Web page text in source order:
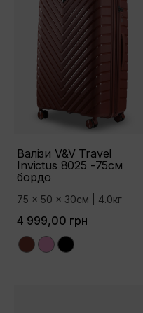
Валізи V&V Travel
Invictus 8025 -75см
бордо
75 x 50 x 30см | 4.0кг
4 999,00 грн
BordoPinkBlack